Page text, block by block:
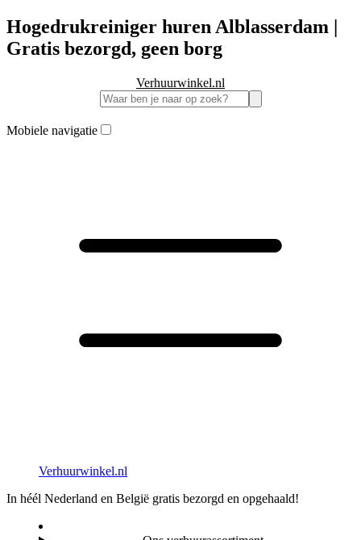
Hogedrukreiniger huren Alblasserdam |
Gratis bezorgd, geen borg
Verhuurwinkel.nl
Mobiele navigatie
Verhuurwinkel.nl
In héél Nederland en België gratis bezorgd en opgehaald!